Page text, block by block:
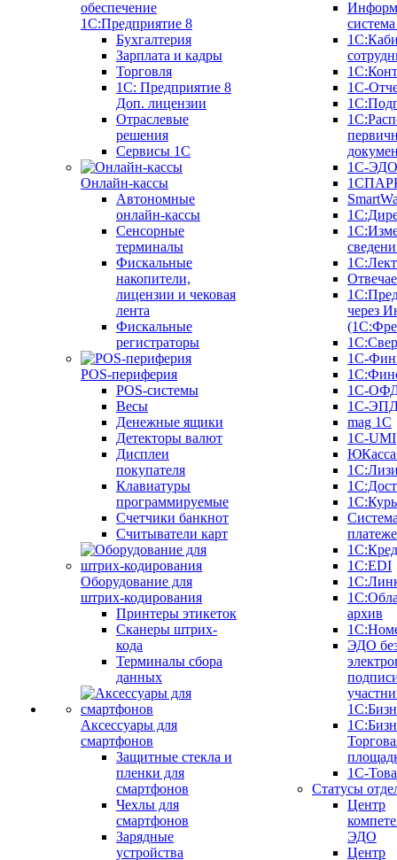
обеспечение
1С:Предприятие 8
Бухгалтерия
Зарплата и кадры
Торговля
1C: Предприятие 8
Доп. лицензии
Отраслевые
решения
Сервисы 1С
Онлайн-кассы
Автономные
онлайн-кассы
Сенсорные
терминалы
Фискальные
накопители,
лицензии и чековая
лента
Фискальные
регистраторы
POS-периферия
POS-системы
Весы
Денежные ящики
Детекторы валют
Дисплеи
покупателя
Клавиатуры
программируемые
Счетчики банкнот
Считыватели карт
Оборудование для
штрих-кодирования
Принтеры этикеток
Сканеры штрих-
кода
Терминалы сбора
данных
Аксессуары для
смартфонов
Защитные стекла и
пленки для
смартфонов
Чехлы для
смартфонов
Зарядные
устройства
1С-
1С-ЭДО
через
1С-
1С-
1С-
mag 1C
1C-UMI
1С:EDI
архив
ЭДО
1С-
Статусы
Центр
ЭДО
Центр